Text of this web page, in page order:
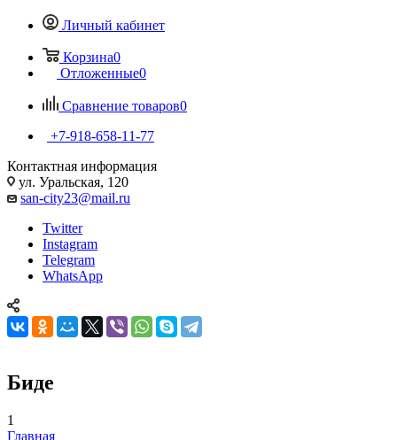
Личный кабинет
Корзина0
Отложенные0
Сравнение товаров0
+7-918-658-11-77
Контактная информация
ул. Уральская, 120
san-city23@mail.ru
Twitter
Instagram
Telegram
WhatsApp
Биде
1
Главная